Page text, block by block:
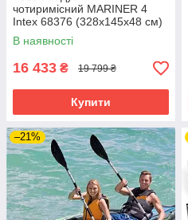
чотиримісний MARINER 4
Intex 68376 (328x145x48 см)
В наявності
16 433 ₴ 19 799 ₴
Купити
–21%